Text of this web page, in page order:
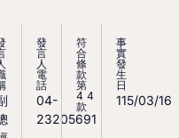
發
言
人
電
話
04-
23205691
符
合
條
款
第
44
款
事
實
發
生
日
115/03/16